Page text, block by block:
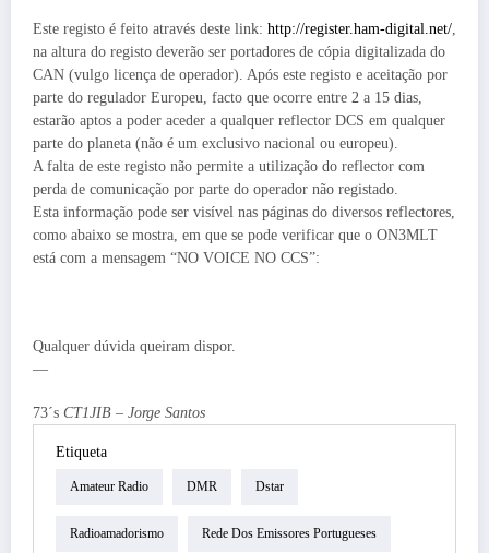
Este registo é feito através deste link: http://register.ham-digital.net/,
na altura do registo deverão ser portadores de cópia digitalizada do
CAN (vulgo licença de operador). Após este registo e aceitação por
parte do regulador Europeu, facto que ocorre entre 2 a 15 dias,
estarão aptos a poder aceder a qualquer reflector DCS em qualquer
parte do planeta (não é um exclusivo nacional ou europeu).
A falta de este registo não permite a utilização do reflector com
perda de comunicação por parte do operador não registado.
Esta informação pode ser visível nas páginas do diversos reflectores,
como abaixo se mostra, em que se pode verificar que o ON3MLT
está com a mensagem “NO VOICE NO CCS”:
Qualquer dúvida queiram dispor.
—
73´s CT1JIB – Jorge Santos
Etiqueta
Amateur Radio DMR Dstar
Radioamadorismo Rede Dos Emissores Portugueses